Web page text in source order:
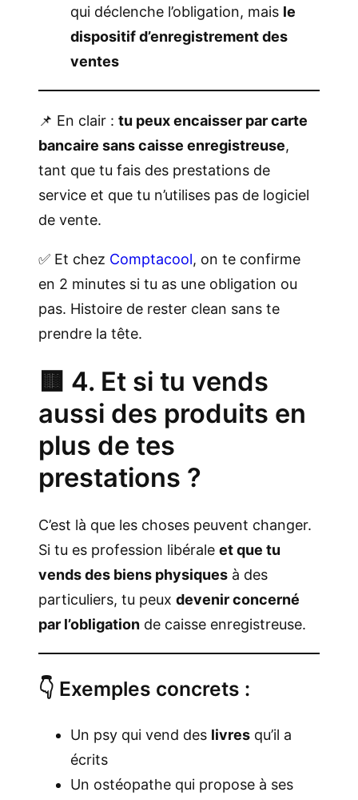
qui déclenche l’obligation, mais le
dispositif d’enregistrement des
ventes
📌 En clair : tu peux encaisser par carte
bancaire sans caisse enregistreuse,
tant que tu fais des prestations de
service et que tu n’utilises pas de logiciel
de vente.
✅ Et chez Comptacool, on te confirme
en 2 minutes si tu as une obligation ou
pas. Histoire de rester clean sans te
prendre la tête.
🟨 4. Et si tu vends
aussi des produits en
plus de tes
prestations ?
C’est là que les choses peuvent changer.
Si tu es profession libérale et que tu
vends des biens physiques à des
particuliers, tu peux devenir concerné
par l’obligation de caisse enregistreuse.
👇 Exemples concrets :
Un psy qui vend des livres qu’il a
écrits
Un ostéopathe qui propose à ses